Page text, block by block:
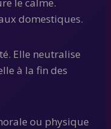
domestiques.
Elle neutralise
à la fin des
ou physique